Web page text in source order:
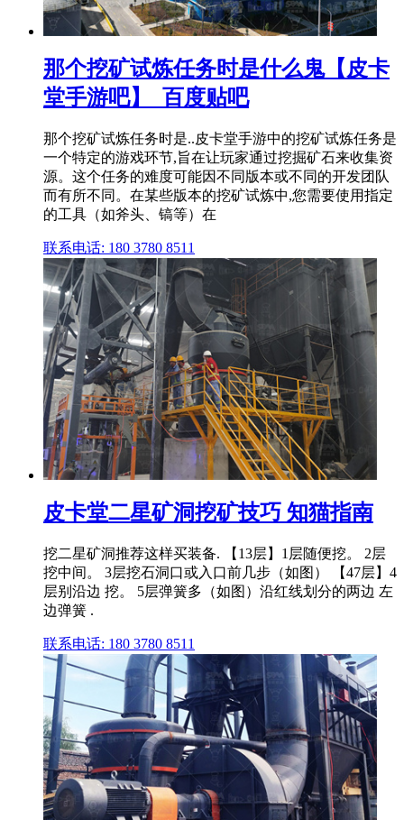
那个挖矿试炼任务时是什么鬼【皮卡
堂手游吧】_百度贴吧
那个挖矿试炼任务时是..皮卡堂手游中的挖矿试炼任务是
一个特定的游戏环节,旨在让玩家通过挖掘矿石来收集资
源。这个任务的难度可能因不同版本或不同的开发团队
而有所不同。在某些版本的挖矿试炼中,您需要使用指定
的工具（如斧头、镐等）在
联系电话: 180 3780 8511
皮卡堂二星矿洞挖矿技巧 知猫指南
挖二星矿洞推荐这样买装备. 【13层】1层随便挖。 2层
挖中间。 3层挖石洞口或入口前几步（如图） 【47层】4
层别沿边 挖。 5层弹簧多（如图）沿红线划分的两边 左
边弹簧 .
联系电话: 180 3780 8511